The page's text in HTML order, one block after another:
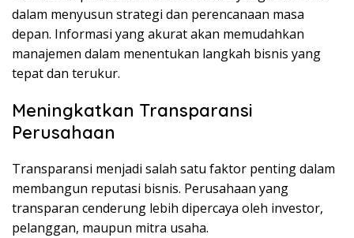
dalam menyusun strategi dan perencanaan masa
depan. Informasi yang akurat akan memudahkan
manajemen dalam menentukan langkah bisnis yang
tepat dan terukur.
Meningkatkan Transparansi
Perusahaan
Transparansi menjadi salah satu faktor penting dalam
membangun reputasi bisnis. Perusahaan yang
transparan cenderung lebih dipercaya oleh investor,
pelanggan, maupun mitra usaha.